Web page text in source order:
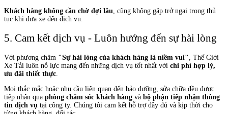
Khách hàng không cần chờ đợi lâu , cũng không gặp trở ngại trong thủ
tục khi đưa xe đến dịch vụ.
5. Cam kết dịch vụ - Luôn hướng đến sự hài lòng
Với phương châm "Sự hài lòng của khách hàng là niềm vui" , Thế Giới
Xe Tải luôn nỗ lực mang đến những dịch vụ tốt nhất với chi phí hợp lý,
ưu đãi thiết thực
Mọi thắc mắc hoặc nhu cầu liên quan đến bảo dưỡng, sửa chữa đều được
tiếp nhận qua phòng chăm sóc khách hàng và bộ phận tiếp nhận thông
tin dịch vụ tại công ty. Chúng tôi cam kết hỗ trợ đầy đủ và kịp thời cho